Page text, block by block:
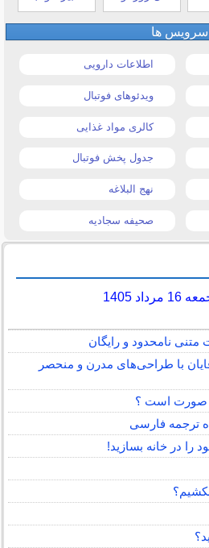
سرویس ها
اطلاعات دارویی
ویدئوهای فوتبال
کالری مواد غذایی
جدول پخش فوتبال
نهج البلاغه
صحیفه سجادیه
1405
با طراحی‌های مدرن و منحصر
صورت است ؟
ترجمه فارسی
را در خانه بسازید!